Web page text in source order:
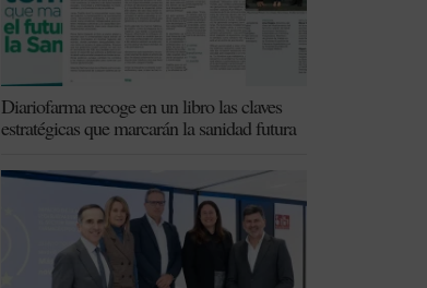
Diariofarma recoge en un libro las claves
estratégicas que marcarán la sanidad futura